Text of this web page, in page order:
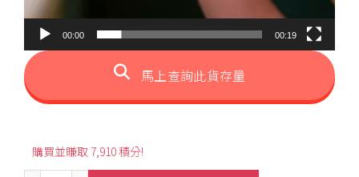
00:00 00:19
馬上查詢此貨存量
購買並賺取 7,910 積分!